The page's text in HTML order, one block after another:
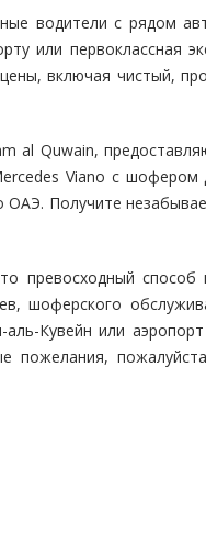
водители с рядом
или первоклассная
включая чистый,
al Quwain,
Viano с шофером
Получите
превосходный способ
шоферского
Кувейн или
пожелания,